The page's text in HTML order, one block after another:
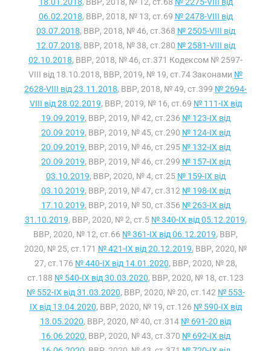
06.02.2018, ВВР, 2018, № 13, ст.69 № 2478-VIII від
03.07.2018, ВВР, 2018, № 46, ст.368 № 2505-VIII від
12.07.2018, ВВР, 2018, № 38, ст.280 № 2581-VIII від
02.10.2018, ВВР, 2018, № 46, ст.371 Кодексом № 2597-
VIII від 18.10.2018, ВВР, 2019, № 19, ст.74 Законами №
2628-VIII від 23.11.2018, ВВР, 2018, № 49, ст.399 № 2694-
VIII від 28.02.2019, ВВР, 2019, № 16, ст.69 № 111-IX від
19.09.2019, ВВР, 2019, № 42, ст.236 № 123-IX від
20.09.2019, ВВР, 2019, № 45, ст.290 № 124-IX від
20.09.2019, ВВР, 2019, № 46, ст.295 № 132-IX від
20.09.2019, ВВР, 2019, № 46, ст.299 № 157-IX від
03.10.2019, ВВР, 2020, № 4, ст.25 № 159-IX від
03.10.2019, ВВР, 2019, № 47, ст.312 № 198-IX від
17.10.2019, ВВР, 2019, № 50, ст.356 № 263-IX від
31.10.2019, ВВР, 2020, № 2, ст.5 № 340-IX від 05.12.2019,
ВВР, 2020, № 12, ст.66 № 361-IX від 06.12.2019, ВВР,
2020, № 25, ст.171 № 421-IX від 20.12.2019, ВВР, 2020, №
27, ст.176 № 440-IX від 14.01.2020, ВВР, 2020, № 28,
ст.188 № 540-IX від 30.03.2020, ВВР, 2020, № 18, ст.123
№ 552-IX від 31.03.2020, ВВР, 2020, № 20, ст.142 № 553-
IX від 13.04.2020, ВВР, 2020, № 19, ст.126 № 590-IX від
13.05.2020, ВВР, 2020, № 40, ст.314 № 691-20 від
16.06.2020, ВВР, 2020, № 43, ст.370 № 692-IX від